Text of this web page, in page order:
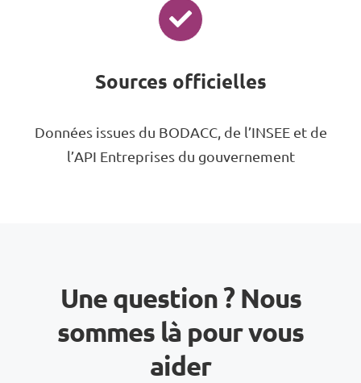
Sources officielles
Données issues du BODACC, de l’INSEE et de
l’API Entreprises du gouvernement
Une question ? Nous
sommes là pour vous
aider